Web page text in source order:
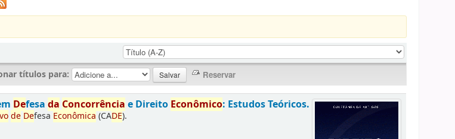
títulos para:
Defesada Concorrência e Direito Econômico: Estudos Teóricos.
de Defesa Econômica (CADE).